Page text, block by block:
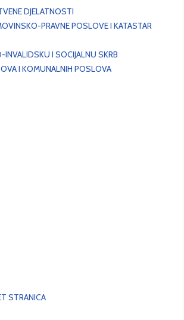
DJELATNOSTI
PRAVNE POSLOVE I KATASTAR
I SOCIJALNU SKRB
I KOMUNALNIH POSLOVA
STRANICA